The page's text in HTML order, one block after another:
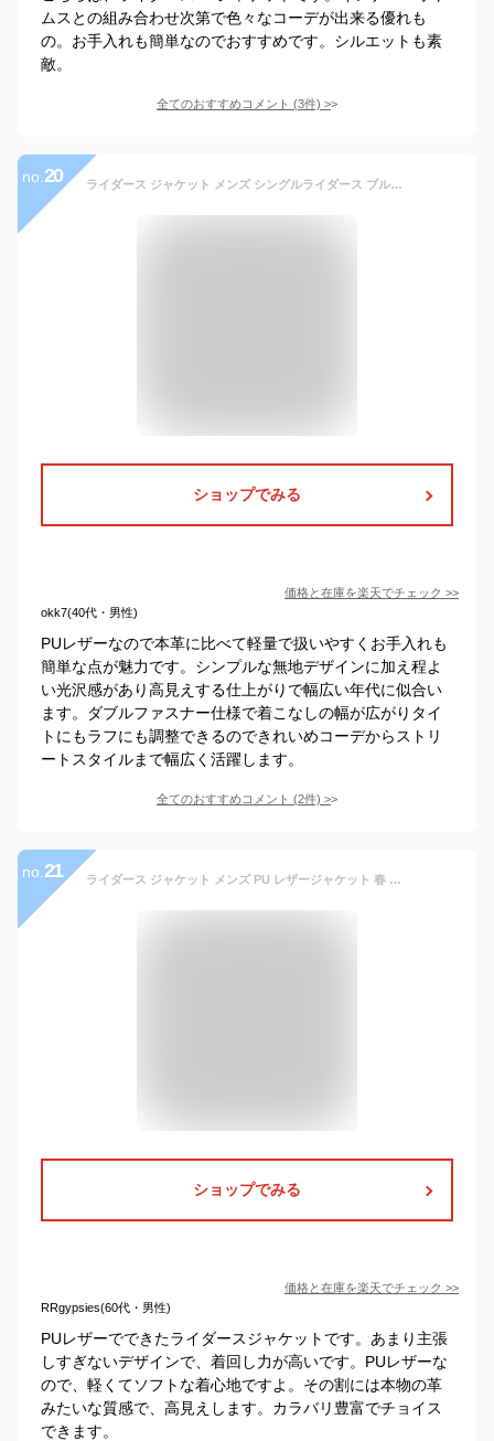
ムスとの組み合わせ次第で色々なコーデが出来る優れも
の。お手入れも簡単なのでおすすめです。シルエットも素
敵。
全てのおすすめコメント (3件) >
no. 20 ライダース ジャケット メンズ シングルライダース ブルゾン PUレザージャケット 合皮 バイカー ZIP W ダブル ファスナー 羽織り無地 黒 秋 ストリート 韓国 ファッション
ショップでみる
価格と在庫を楽天でチェック >>
okk7(40代・男性)
PUレザーなので本革に比べて軽量で扱いやすくお手入れも
簡単な点が魅力です。シンプルな無地デザインに加え程よ
い光沢感があり高見えする仕上がりで幅広い年代に似合い
ます。ダブルファスナー仕様で着こなしの幅が広がりタイ
トにもラフにも調整できるのできれいめコーデからストリ
ートスタイルまで幅広く活躍します。
全てのおすすめコメント (2件) >
no. 21 ライダース ジャケット メンズ PU レザージャケット 春 春服 ライトアウター ブルゾン リアルタッチ 無地 S M L XL ブラック チャコール ダークブラウン キャメル ネイビー ワイン 合成皮革 レーヨン
ショップでみる
価格と在庫を楽天でチェック >>
RRgypsies(60代・男性)
PUレザーでできたライダースジャケットです。あまり主張
しすぎないデザインで、着回し力が高いです。PUレザーな
ので、軽くてソフトな着心地ですよ。その割には本物の革
みたいな質感で、高見えします。カラバリ豊富でチョイス
できます。